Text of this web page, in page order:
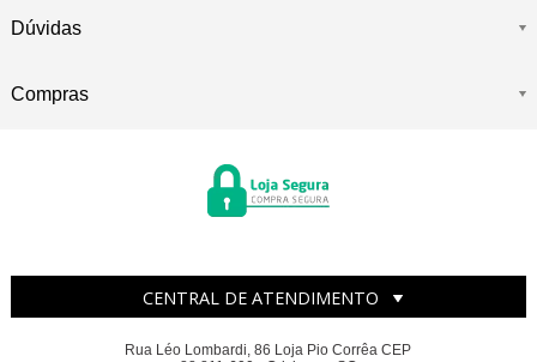
Dúvidas
Compras
CENTRAL DE ATENDIMENTO
Rua Léo Lombardi, 86 Loja Pio Corrêa CEP